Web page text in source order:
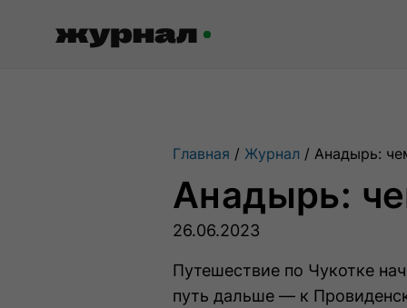
Пишем о России, чтобы родная
земля перестала быть Terra
Авторы
Главная Журнал Анадырь:
Анадырь:
26.06.2023
Путешествие по Чукотке
путь дальше — к